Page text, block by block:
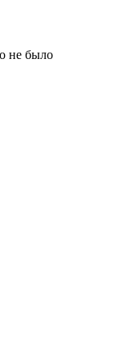
не было